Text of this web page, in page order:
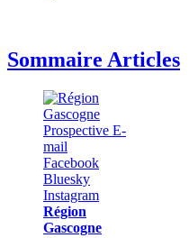
Sommaire Articles
Région
Gascogne